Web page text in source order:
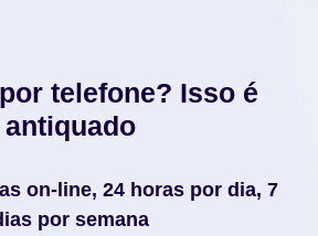
telefone? Isso é
antiquado
on-line, 24 horas por dia, 7
por semana